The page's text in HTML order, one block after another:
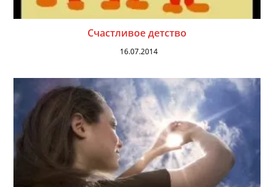
Счастливое детство
16.07.2014